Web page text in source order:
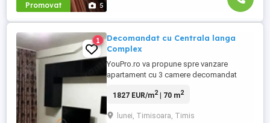
Promovat 5
1
Decomandat cu Centrala langa
Complex
YouPro.ro va propune spre vanzare
apartament cu 3 camere decomandat
bloc de 5 etaje, constructie din anii 1990.
centrala termica proprie pe gaz metan,
1827 EUR/m2| 70 m2
lunei, Timisoara, Timis